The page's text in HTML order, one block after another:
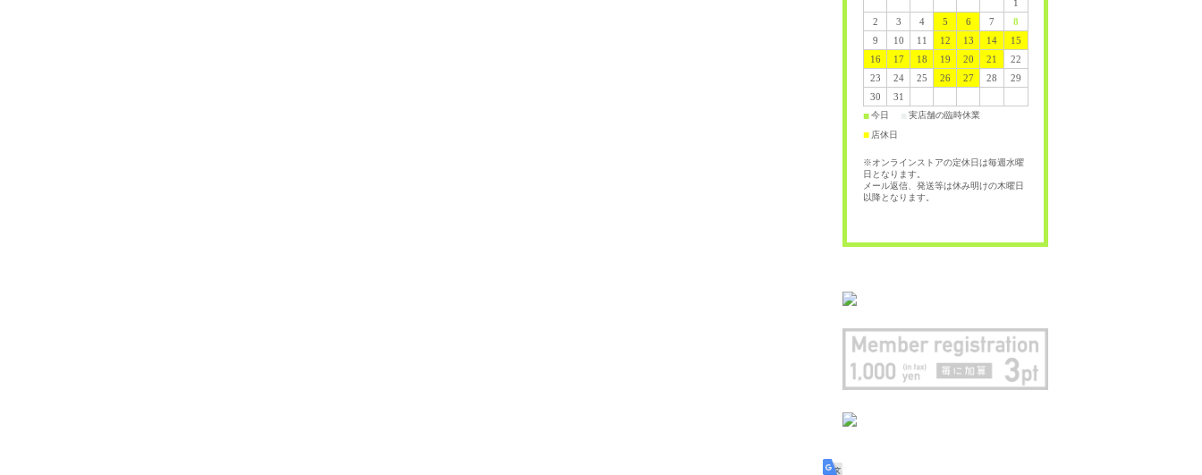
1
2
3 4 5 6 7
8
9
10 11 12 13 14
15
16
17 18 19 20 21
22
23
24 25 26 27 28
29
30
31
■今日 実店舗の臨時休業
■ 店休日
※オンラインストアの定休日は毎週水曜
日となります。
メール返信、発送等は休み明けの木曜日
以降となります。